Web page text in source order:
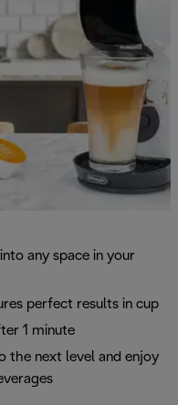
any space in your
perfect results in cup
1 minute
the next level and enjoy